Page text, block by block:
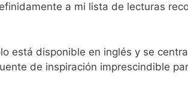
a mi lista de lecturas
está disponible en inglés y se
de inspiración imprescindible